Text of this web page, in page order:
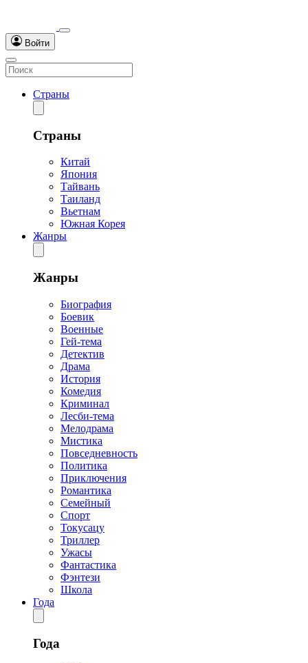
Войти
Страны
Страны
Китай
Япония
Тайвань
Таиланд
Вьетнам
Южная Корея
Жанры
Жанры
Биография
Боевик
Военные
Гей-тема
Детектив
Драма
История
Комедия
Криминал
Лесби-тема
Мелодрама
Мистика
Повседневность
Политика
Приключения
Романтика
Семейный
Спорт
Токусацу
Триллер
Ужасы
Фантастика
Фэнтези
Школа
Года
Года